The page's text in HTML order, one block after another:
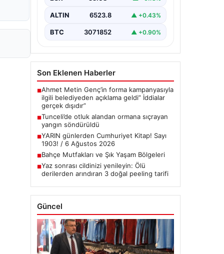
ALTIN 6523.8 ▲ +0.43%
BTC 3071852 ▲ +0.90%
Son Eklenen Haberler
■Ahmet Metin Genç’in forma kampanyasıyla
ilgili belediyeden açıklama geldi” İddialar
gerçek dışıdır”
■Tunceli’de otluk alandan ormana sıçrayan
yangın söndürüldü
■YARIN günlerden Cumhuriyet Kitap! Sayı
1903! / 6 Ağustos 2026
■Bahçe Mutfakları ve Şık Yaşam Bölgeleri
■Yaz sonrası cildinizi yenileyin: Ölü
derilerden arındıran 3 doğal peeling tarifi
Güncel